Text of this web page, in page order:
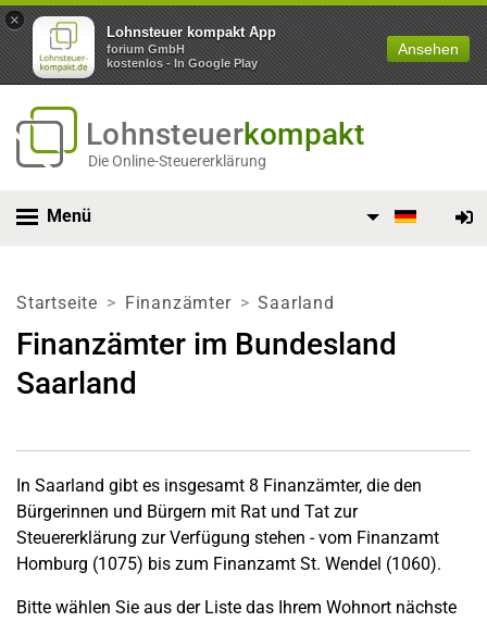
×
Lohnsteuer kompakt App
forium GmbH
kostenlos - In Google Play
Ansehen
Lohnsteuerkompakt
Die Online-Steuererklärung
Menü
Startseite Finanzämter Saarland
Finanzämter im Bundesland
Saarland
In Saarland gibt es insgesamt 8 Finanzämter, die den
Bürgerinnen und Bürgern mit Rat und Tat zur
Steuererklärung zur Verfügung stehen - vom Finanzamt
Homburg (1075) bis zum Finanzamt St. Wendel (1060).
Bitte wählen Sie aus der Liste das Ihrem Wohnort nächste